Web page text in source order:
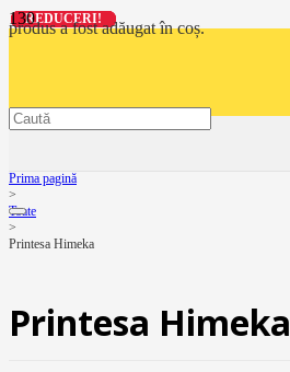
produsa fost adăugat în coș.
Prima pagină
>
Toate
>
Printesa Himeka
Printesa Himeka
REDUCERI!
REDUCERI!
REDUCERI!
REDUCERI!